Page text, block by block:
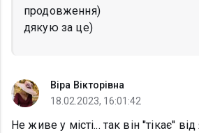
продовження)
дякую за це)
Віра Вікторівна
18.02.2023, 16:01:42
Не живе у місті... так він ''тікає''